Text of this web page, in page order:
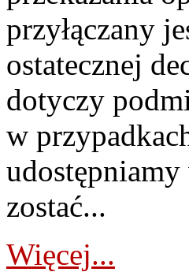
przyłączany
ostatecznej
dotyczy
w
zostać...
Więcej...